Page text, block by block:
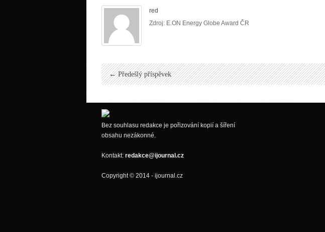
red
Zdroj: E.ON Energy Globe Award ČR
← Předešlý příspěvek
Bez souhlasu redakce je pořizování kopií a šíření
obsahu nezákonné.
Kontakt: redakce@ijournal.cz
Copyright © 2014 - ijournal.cz